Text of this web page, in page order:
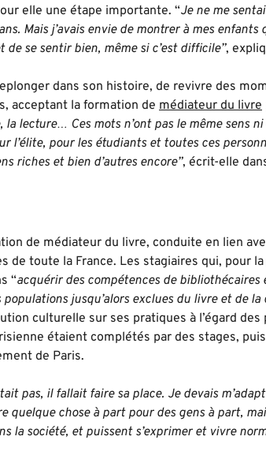
elle une étape importante. “Je ne me
Mais j’avais envie de montrer à mes
de se sentir bien, même si c’est difficile”,
dans son histoire, de revivre des
acceptant la formation de médiateur du livre
la lecture… Ces mots n’ont pas le même sens
l’élite, pour les étudiants et toutes ces
riches et bien d’autres encore”, écrit-elle
de médiateur du livre, conduite en lien
de toute la France. Les stagiaires qui, pour
“acquérir des compétences de
jusqu’alors exclues du livre et de la
culturelle sur ses pratiques à l’égard
étaient complétés par des stages,
de Paris.
pas, il fallait faire sa place. Je devais
quelque chose à part pour des gens à part,
la société, et puissent s’exprimer et vivre